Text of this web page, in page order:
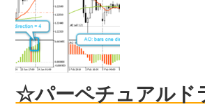
☆パーペチュアルド